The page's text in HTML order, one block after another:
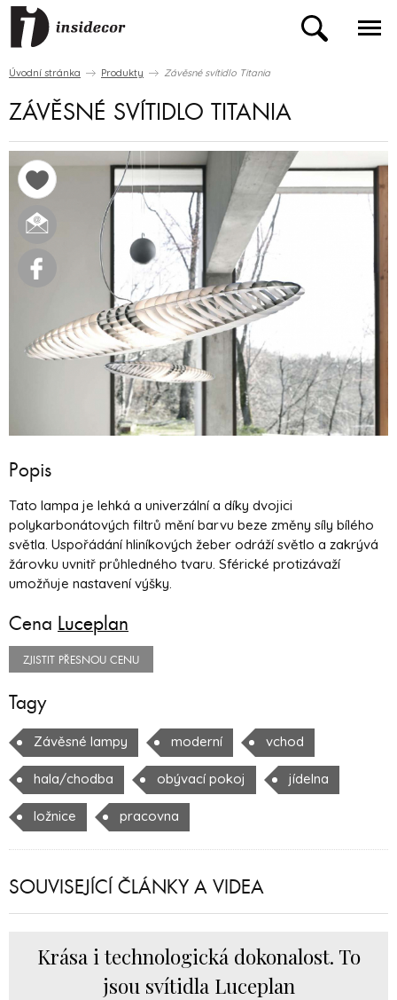
Úvodní stránka Produkty Závěsné svítidlo Titania
ZÁVĚSNÉ SVÍTIDLO TITANIA
Popis
Tato lampa je lehká a univerzální a díky dvojici
polykarbonátových filtrů mění barvu beze změny síly bílého
světla. Uspořádání hliníkových žeber odráží světlo a zakrývá
žárovku uvnitř průhledného tvaru. Sférické protizávaží
umožňuje nastavení výšky.
Cena Luceplan
ZJISTIT PŘESNOU CENU
Tagy
Závěsné lampy moderní vchod
hala/chodba obývací pokoj jídelna
ložnice pracovna
SOUVISEJÍCÍ ČLÁNKY A VIDEA
Krása i technologická dokonalost. To
jsou svítidla Luceplan